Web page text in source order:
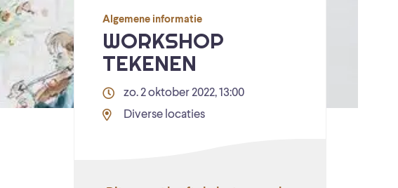
Algemene informatie
WORKSHOP
TEKENEN
zo. 2 oktober 2022, 13:00
Diverse locaties